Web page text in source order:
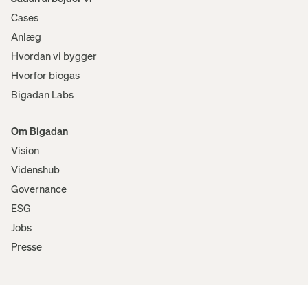
Cases
Anlæg
Hvordan vi bygger
Hvorfor biogas
Bigadan Labs
Om Bigadan
Vision
Videnshub
Governance
ESG
Jobs
Presse